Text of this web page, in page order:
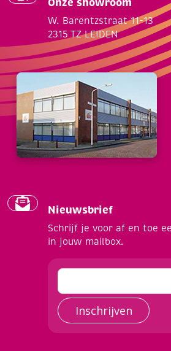
Onze showroom
W. Barentzstraat 11-13
2315 TZ LEIDEN
Nieuwsbrief
Schrijf je voor af en toe
in jouw mailbox.
Inschrijven